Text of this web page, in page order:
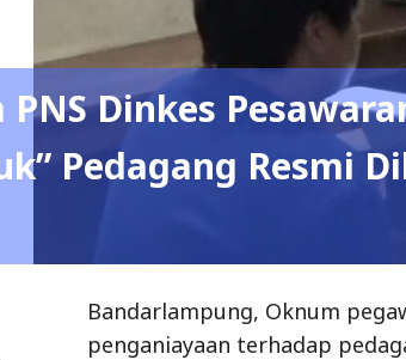
Dinkes
Pedagang Resmi
Bandarlampung, Oknum
penganiayaan terhadap